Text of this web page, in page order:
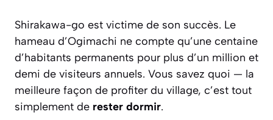
Shirakawa-go est victime de son succès. Le
hameau d’Ogimachi ne compte qu’une centaine
d’habitants permanents pour plus d’un million et
demi de visiteurs annuels. Vous savez quoi — la
meilleure façon de profiter du village, c’est tout
simplement de rester dormir.